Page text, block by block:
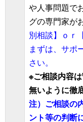
や人事問題で
グの専門家が
別相談】ｏｒ
まずは、サポ
さい。
※ご相談内容
無いように徹
注）ご相談の
ント等の判断